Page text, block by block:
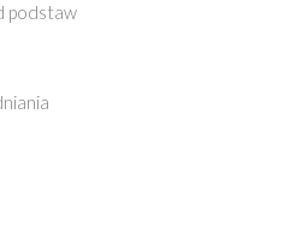
podstaw